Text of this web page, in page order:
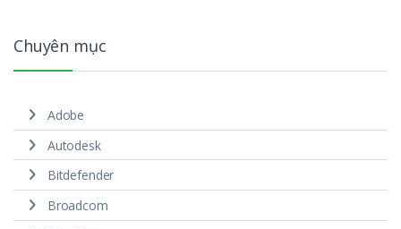
Chuyên mục
Adobe
Autodesk
Bitdefender
Broadcom